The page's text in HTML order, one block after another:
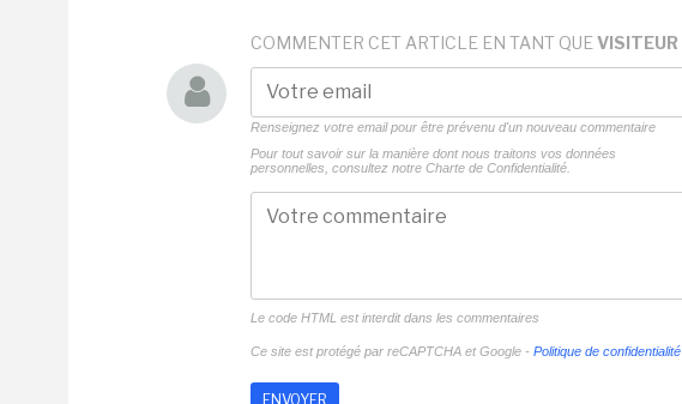
COMMENTER CET ARTICLE EN TANT QUE VISITEUR
Renseignez votre email pour être prévenu d'un nouveau commentaire
Pour tout savoir sur la manière dont nous traitons vos données
personnelles, consultez notre Charte de Confidentialité.
Le code HTML est interdit dans les commentaires
Ce site est protégé par reCAPTCHA et Google - Politique de confidentialité